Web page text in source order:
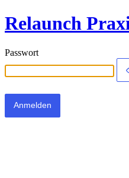
Relaunch
Passwort